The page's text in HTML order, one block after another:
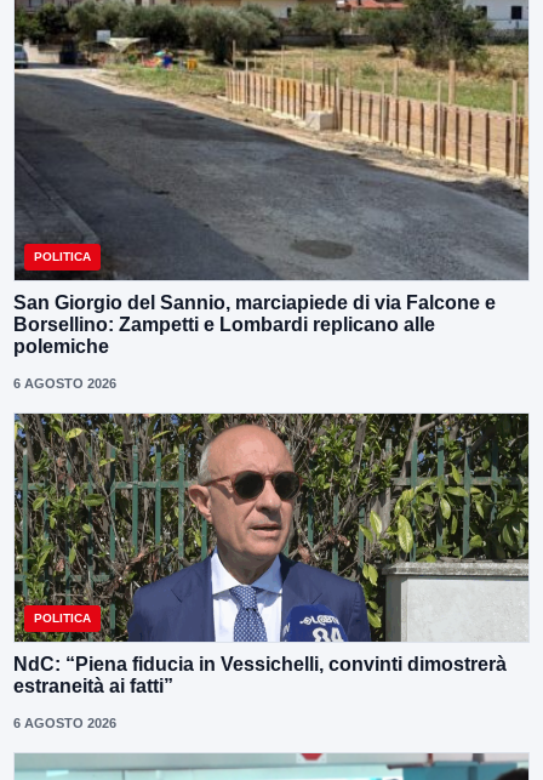
POLITICA
San Giorgio del Sannio, marciapiede di via Falcone e
Borsellino: Zampetti e Lombardi replicano alle
polemiche
6 AGOSTO 2026
POLITICA
NdC: “Piena fiducia in Vessichelli, convinti dimostrerà
estraneità ai fatti”
6 AGOSTO 2026